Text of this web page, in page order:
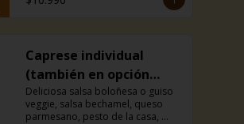
Caprese individual
(también en opción
veggie)
Deliciosa salsa boloñesa o guiso
veggie, salsa bechamel, queso
parmesano, pesto de la casa,